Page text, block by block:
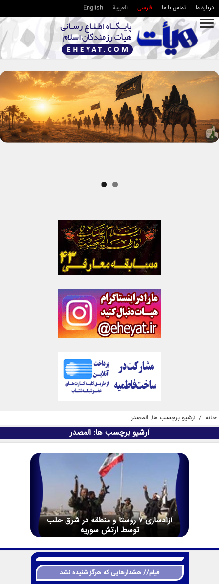
درباره ما تماس با ما فارسی العربية English
خانه / آرشیو برچسب ها: المصدر
آرشیو برچسب ها:المصدر
آزادسازی 7 روستا و منطقه در شرق حلب
توسط ارتش سوریه
فیلم// هشدارهایی که هرگز شنیده نشد